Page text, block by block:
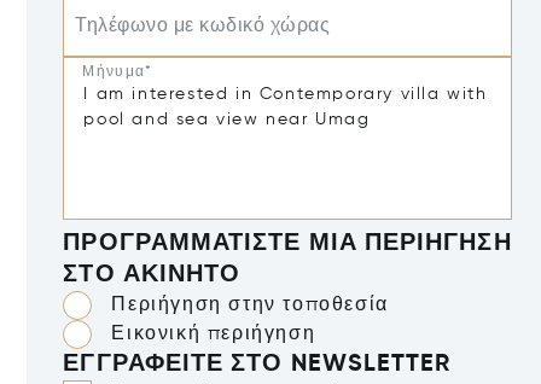
Τηλέφωνο με κωδικό χώρας
Μήνυμα*
ΠΡΟΓΡΑΜΜΑΤΊΣΤΕ ΜΙΑ ΠΕΡΙΉΓΗΣΗ
ΣΤΟ ΑΚΊΝΗΤΟ
Περιήγηση στην τοποθεσία
Εικονική περιήγηση
ΕΓΓΡΑΦΕΊΤΕ ΣΤΟ NEWSLETTER